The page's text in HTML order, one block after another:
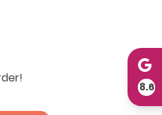
8.6